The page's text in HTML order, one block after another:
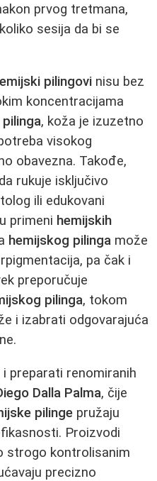
prvog tretmana,
sesija da bi se
pilingovi nisu bez
koncentracijama
, koža je izuzetno
visokog
obavezna. Takođe,
rukuje isključivo
ili edukovani
primeni hemijskih
hemijskog pilinga može
pa čak i
preporučuje
pilinga, tokom
i izabrati odgovarajuća
preparati renomiranih
Dalla Palma, čije
pilinge pružaju
Proizvodi
strogo kontrolisanim
precizno